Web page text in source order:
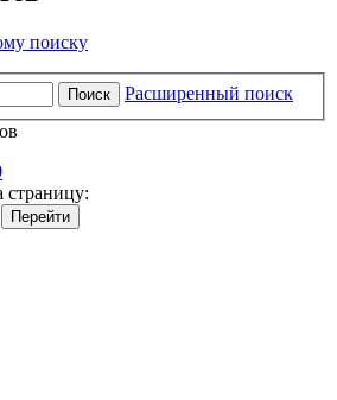
поиску
Поиск
Расширенный поиск
страницу: